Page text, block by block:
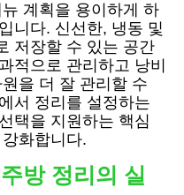
계획을 용이하게 하
니다. 신선한, 냉동 및
저장할 수 있는 공간
적으로 관리하고 낭비
을 더 잘 관리할 수
서 정리를 설정하는
택을 지원하는 핵심
화합니다.
방 정리의 실